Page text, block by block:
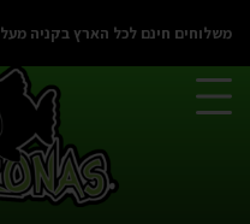
משלוחים חינם לכל הארץ בקניה מעל 299 ש"ח